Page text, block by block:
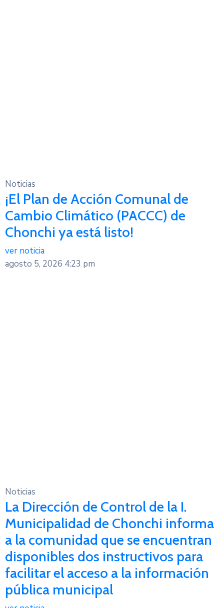
Noticias
¡El Plan de Acción Comunal de
Cambio Climático (PACCC) de
Chonchi ya está listo!
ver noticia
agosto 5, 2026 4:23 pm
Noticias
La Dirección de Control de la I.
Municipalidad de Chonchi informa
a la comunidad que se encuentran
disponibles dos instructivos para
facilitar el acceso a la información
pública municipal